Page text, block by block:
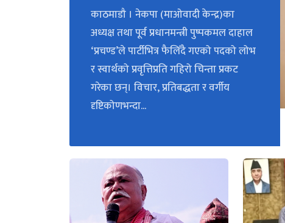
काठमाडौ । नेकपा (माओवादी केन्द्र)का
अध्यक्ष तथा पूर्व प्रधानमन्त्री पुष्पकमल दाहाल
‘प्रचण्ड’ले पार्टीभित्र फैलिँदै गएको पदको लोभ
र स्वार्थको प्रवृत्तिप्रति गहिरो चिन्ता प्रकट
गरेका छन्। विचार, प्रतिबद्धता र वर्गीय
दृष्टिकोणभन्दा...